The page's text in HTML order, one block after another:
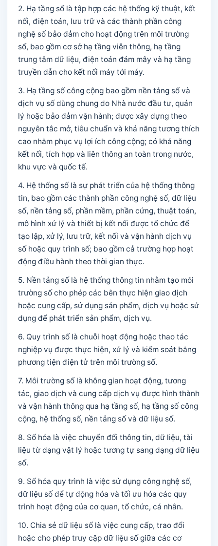
2. Hạ tầng số là tập hợp các hệ thống kỹ thuật, kết
nối, điện toán, lưu trữ và các thành phần công
nghệ số bảo đảm cho hoạt động trên môi trường
số, bao gồm cơ sở hạ tầng viễn thông, hạ tầng
trung tâm dữ liệu, điện toán đám mây và hạ tầng
truyền dẫn cho kết nối máy tới máy.
3. Hạ tầng số công cộng bao gồm nền tảng số và
dịch vụ số dùng chung do Nhà nước đầu tư, quản
lý hoặc bảo đảm vận hành; được xây dựng theo
nguyên tắc mở, tiêu chuẩn và khả năng tương thích
cao nhằm phục vụ lợi ích công cộng; có khả năng
kết nối, tích hợp và liên thông an toàn trong nước,
khu vực và quốc tế.
4. Hệ thống số là sự phát triển của hệ thống thông
tin, bao gồm các thành phần công nghệ số, dữ liệu
số, nền tảng số, phần mềm, phần cứng, thuật toán,
mô hình xử lý và thiết bị kết nối được tổ chức để
tạo lập, xử lý, lưu trữ, kết nối và vận hành dịch vụ
số hoặc quy trình số; bao gồm cả trường hợp hoạt
động điều hành theo thời gian thực.
5. Nền tảng số là hệ thống thông tin nhằm tạo môi
trường số cho phép các bên thực hiện giao dịch
hoặc cung cấp, sử dụng sản phẩm, dịch vụ hoặc sử
dụng để phát triển sản phẩm, dịch vụ.
6. Quy trình số là chuỗi hoạt động hoặc thao tác
nghiệp vụ được thực hiện, xử lý và kiểm soát bằng
phương tiện điện tử trên môi trường số.
7. Môi trường số là không gian hoạt động, tương
tác, giao dịch và cung cấp dịch vụ được hình thành
và vận hành thông qua hạ tầng số, hạ tầng số công
cộng, hệ thống số, nền tảng số và dữ liệu số.
8. Số hóa là việc chuyển đổi thông tin, dữ liệu, tài
liệu từ dạng vật lý hoặc tương tự sang dạng dữ liệu
số.
9. Số hóa quy trình là việc sử dụng công nghệ số,
dữ liệu số để tự động hóa và tối ưu hóa các quy
trình hoạt động của cơ quan, tổ chức, cá nhân.
10. Chia sẻ dữ liệu số là việc cung cấp, trao đổi
hoặc cho phép truy cập dữ liệu số giữa các cơ